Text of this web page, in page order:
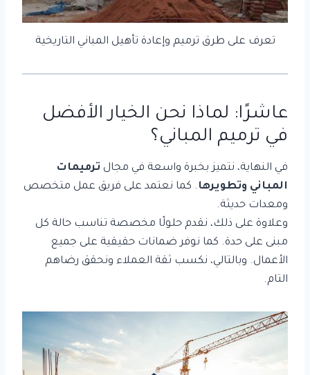
تعرف على طرق ترميم وإعادة تأهيل المباني التاريخية
عاشرًا: لماذا نحن الخيار الأفضل
في ترميم المباني؟
في النهاية، نتميز بخبرة واسعة في مجال ترميمات
المباني وتطويرها . كما نعتمد على فريق عمل متخصص
ومعدات حديثة.
وعلاوة على ذلك، نقدم حلولًا مخصصة تناسب حالة كل
مبنى على حدة. كما نوفر ضمانات حقيقية على جميع
الأعمال. وبالتالي، نكسب ثقة العملاء ونحقق رضاهم
التام.